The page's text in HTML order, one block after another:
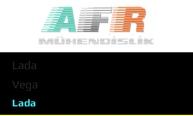
Lada
Vega
Lada